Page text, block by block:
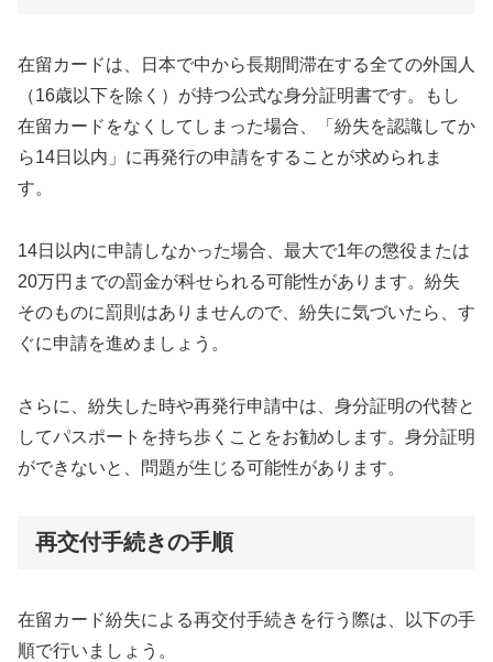
在留カードは、日本で中から長期間滞在する全ての外国人
（16歳以下を除く）が持つ公式な身分証明書です。もし
在留カードをなくしてしまった場合、「紛失を認識してか
ら14日以内」に再発行の申請をすることが求められま
す。
14日以内に申請しなかった場合、最大で1年の懲役または
20万円までの罰金が科せられる可能性があります。紛失
そのものに罰則はありませんので、紛失に気づいたら、す
ぐに申請を進めましょう。
さらに、紛失した時や再発行申請中は、身分証明の代替と
してパスポートを持ち歩くことをお勧めします。身分証明
ができないと、問題が生じる可能性があります。
再交付手続きの手順
在留カード紛失による再交付手続きを行う際は、以下の手
順で行いましょう。